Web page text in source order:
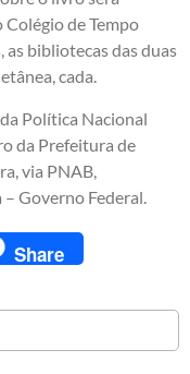
de Tempo
bibliotecas das duas
cada.
Política Nacional
da Prefeitura de
via PNAB,
Governo Federal.
Share